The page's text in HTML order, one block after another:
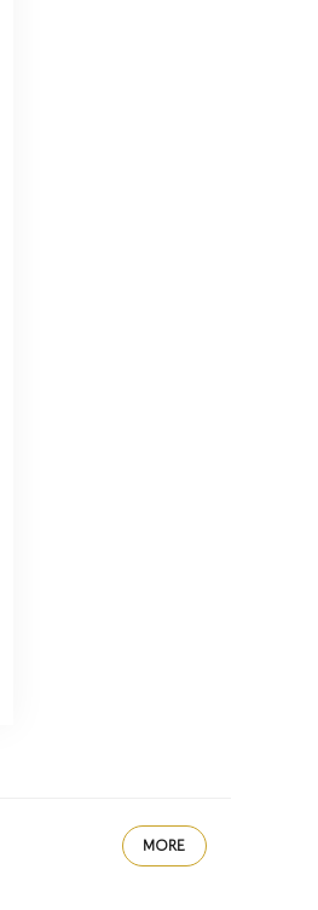
MORE